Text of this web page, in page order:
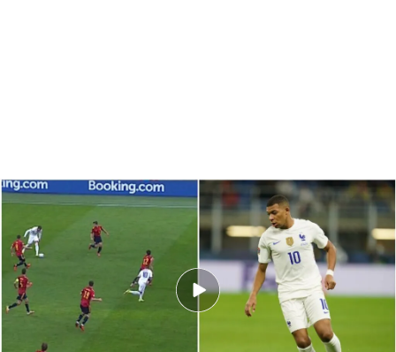
¿Fuera de juego de Mbappé?
PUEDE INTERESARTE
La conversación entre Eric García y el árbitro tras
el gol en fuera de juego de Mbappé: "La tocas
con el taco"